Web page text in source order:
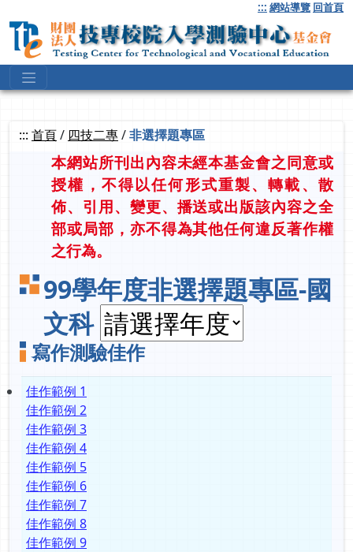
到
要
::: 網站導覽 回首頁
::: 首頁/ 四技二專/非選擇題專區
本網站所刊出內容未經本基金會之同意或
授權，不得以任何形式重製、轉載、散
佈、引用、變更、播送或出版該內容之全
部或局部，亦不得為其他任何違反著作權
之行為。
99學年度非選擇題專區-國
文科
寫作測驗佳作
佳作範例 1
佳作範例 2
佳作範例 3
佳作範例 4
佳作範例 5
佳作範例 6
佳作範例 7
佳作範例 8
佳作範例 9